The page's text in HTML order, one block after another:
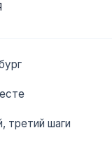
третий шаги